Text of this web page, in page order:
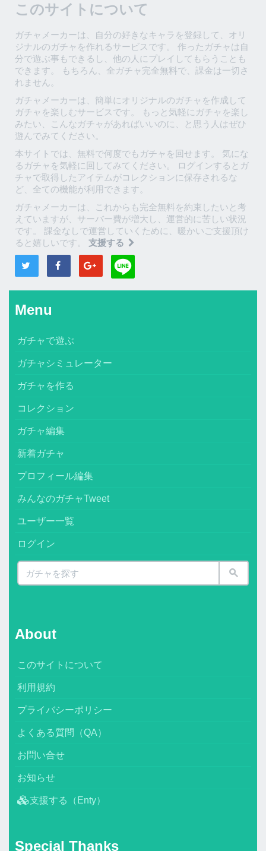
このサイトについて
ガチャメーカーは、自分の好きなキャラを登録して、オリ
ジナルのガチャを作れるサービスです。 作ったガチャは自
分で遊ぶ事もできるし、他の人にプレイしてもらうことも
できます。 もちろん、全ガチャ完全無料で、課金は一切さ
れません。
ガチャメーカーは、簡単にオリジナルのガチャを作成して
ガチャを楽しむサービスです。 もっと気軽にガチャを楽し
みたい、こんなガチャがあればいいのに、と思う人はぜひ
遊んでみてください。
本サイトでは、無料で何度でもガチャを回せます。 気にな
るガチャを気軽に回してみてください。 ログインするとガ
チャで取得したアイテムがコレクションに保存されるな
ど、全ての機能が利用できます。
ガチャメーカーは、これからも完全無料を約束したいと考
えていますが、サーバー費が増大し、運営的に苦しい状況
です。 課金なしで運営していくために、暖かいご支援頂け
ると嬉しいです。 支援する
Menu
ガチャで遊ぶ
ガチャシミュレーター
ガチャを作る
コレクション
ガチャ編集
新着ガチャ
プロフィール編集
みんなのガチャTweet
ユーザー一覧
ログイン
About
このサイトについて
利用規約
プライバシーポリシー
よくある質問（QA）
お問い合せ
お知らせ
支援する（Enty）
Special Thanks